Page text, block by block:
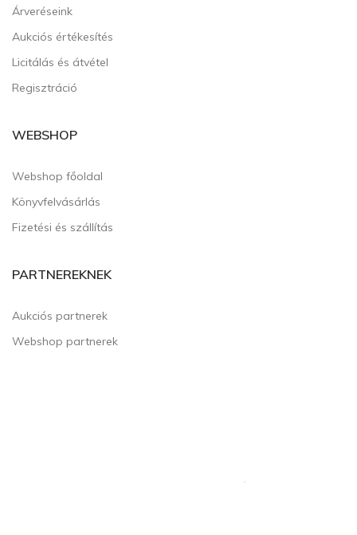
Árveréseink
Aukciós értékesítés
Licitálás és átvétel
Regisztráció
WEBSHOP
Webshop főoldal
Könyvfelvásárlás
Fizetési és szállítás
PARTNEREKNEK
Aukciós partnerek
Webshop partnerek